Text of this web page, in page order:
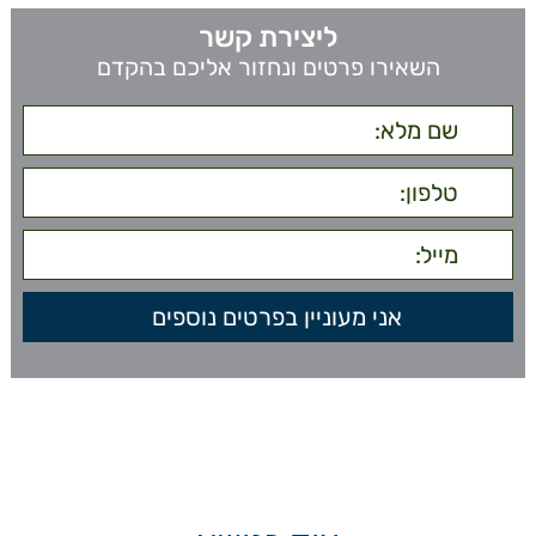
ליצירת קשר
השאירו פרטים ונחזור אליכם בהקדם